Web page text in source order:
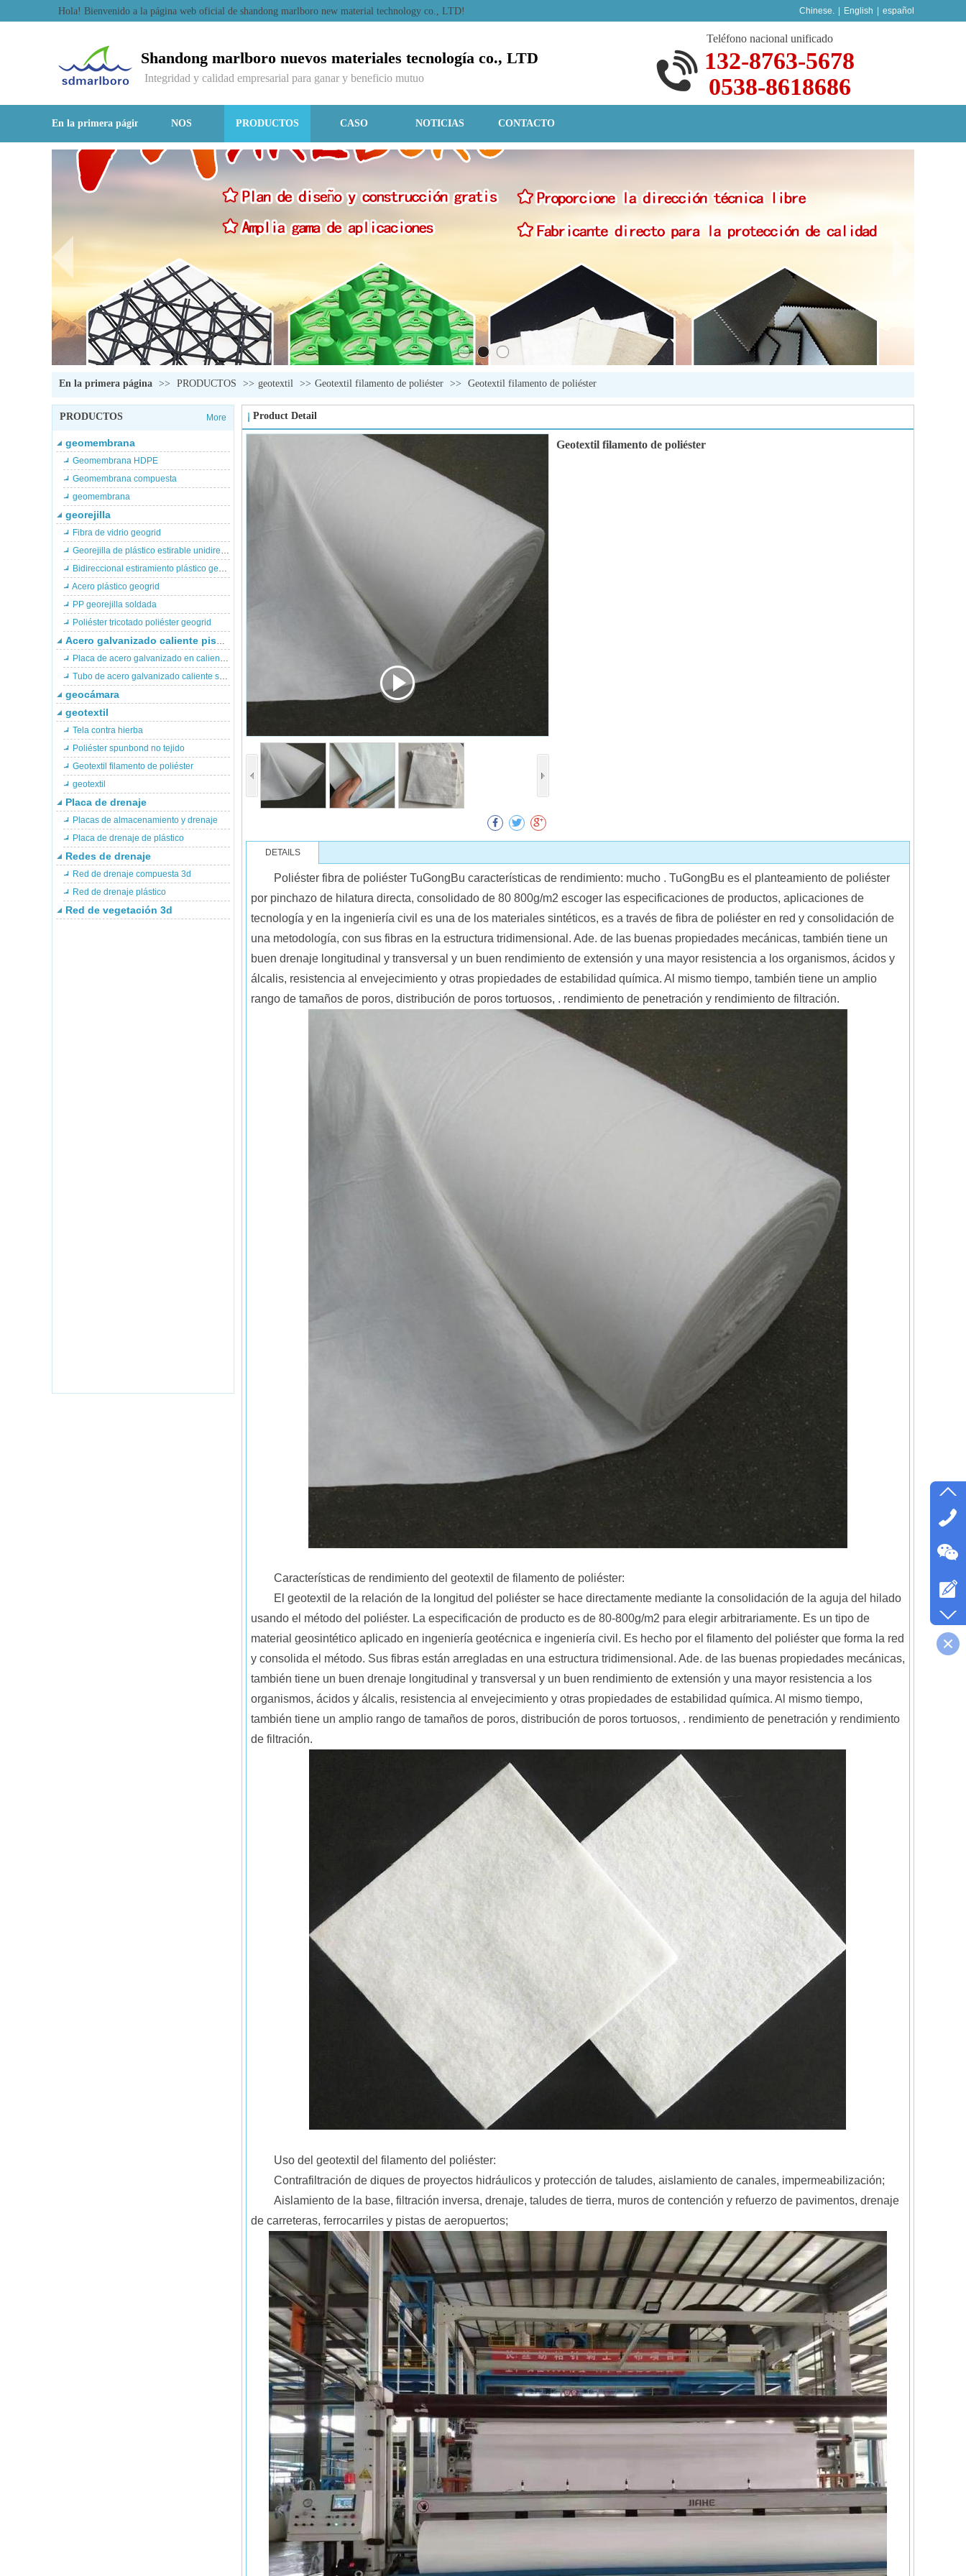
Hola! Bienvenido a la página web oficial de shandong marlboro new material technology co., LTD!
Shandong marlboro nuevos materiales tecnología co., LTD
Integridad y calidad empresarial para ganar y beneficio mutuo
Teléfono nacional unificado
132-8763-5678
0538-8618686
Chinese. English español
En la primera página NOS PRODUCTOS CASO NOTICIAS CONTACTO
En la primera página >> PRODUCTOS >> geotextil >> Geotextil filamento de poliéster >> Geotextil filamento de poliéster
PRODUCTOS More
geomembrana
Geomembrana HDPE
Geomembrana compuesta
geomembrana
georejilla
Fibra de vidrio geogrid
Georejilla de plástico estirable unidireccional
Bidireccional estiramiento plástico geogrid
Acero plástico geogrid
PP georejilla soldada
Poliéster tricotado poliéster geogrid
Acero galvanizado caliente piscina de peces
Placa de acero galvanizado en caliente circular piscicultura estanque
Tubo de acero galvanizado caliente soporte para piscinas de peces
geocámara
geotextil
Tela contra hierba
Poliéster spunbond no tejido
Geotextil filamento de poliéster
geotextil
Placa de drenaje
Placas de almacenamiento y drenaje
Placa de drenaje de plástico
Redes de drenaje
Red de drenaje compuesta 3d
Red de drenaje plástico
Red de vegetación 3d
Product Detail
Geotextil filamento de poliéster
DETAILS
Poliéster fibra de poliéster TuGongBu características de rendimiento: mucho . TuGongBu es el planteamiento de poliéster
por pinchazo de hilatura directa, consolidado de 80 800g/m2 escoger las especificaciones de productos, aplicaciones de
tecnología y en la ingeniería civil es una de los materiales sintéticos, es a través de fibra de poliéster en red y consolidación de
una metodología, con sus fibras en la estructura tridimensional. Ade. de las buenas propiedades mecánicas, también tiene un
buen drenaje longitudinal y transversal y un buen rendimiento de extensión y una mayor resistencia a los organismos, ácidos y
álcalis, resistencia al envejecimiento y otras propiedades de estabilidad química. Al mismo tiempo, también tiene un amplio
rango de tamaños de poros, distribución de poros tortuosos, . rendimiento de penetración y rendimiento de filtración.
Características de rendimiento del geotextil de filamento de poliéster:
El geotextil de la relación de la longitud del poliéster se hace directamente mediante la consolidación de la aguja del hilado
usando el método del poliéster. La especificación de producto es de 80-800g/m2 para elegir arbitrariamente. Es un tipo de
material geosintético aplicado en ingeniería geotécnica e ingeniería civil. Es hecho por el filamento del poliéster que forma la red
y consolida el método. Sus fibras están arregladas en una estructura tridimensional. Ade. de las buenas propiedades mecánicas,
también tiene un buen drenaje longitudinal y transversal y un buen rendimiento de extensión y una mayor resistencia a los
organismos, ácidos y álcalis, resistencia al envejecimiento y otras propiedades de estabilidad química. Al mismo tiempo,
también tiene un amplio rango de tamaños de poros, distribución de poros tortuosos, . rendimiento de penetración y rendimiento
de filtración.
Uso del geotextil del filamento del poliéster:
Contrafiltración de diques de proyectos hidráulicos y protección de taludes, aislamiento de canales, impermeabilización;
Aislamiento de la base, filtración inversa, drenaje, taludes de tierra, muros de contención y refuerzo de pavimentos, drenaje
de carreteras, ferrocarriles y pistas de aeropuertos;